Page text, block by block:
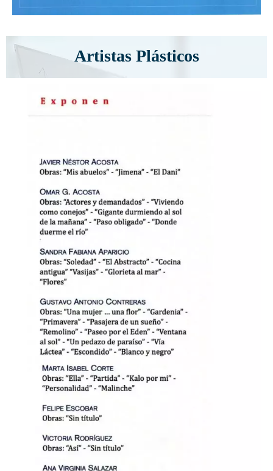
Artistas Plásticos